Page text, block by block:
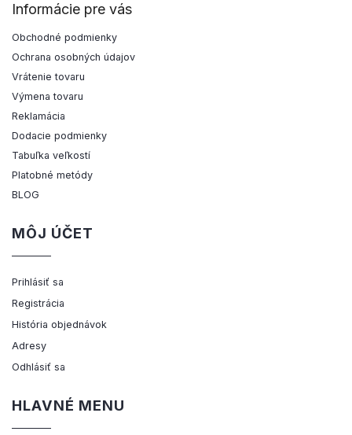
Informácie pre vás
Obchodné podmienky
Ochrana osobných údajov
Vrátenie tovaru
Výmena tovaru
Reklamácia
Dodacie podmienky
Tabuľka veľkostí
Platobné metódy
BLOG
MÔJ ÚČET
Prihlásiť sa
Registrácia
História objednávok
Adresy
Odhlásiť sa
HLAVNÉ MENU